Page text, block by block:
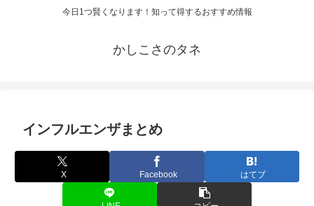
今日1つ賢くなります！知って得するおすすめ情報
かしこさのタネ
インフルエンザまとめ
X Facebook はてブ